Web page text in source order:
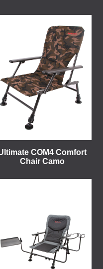
COM4 Comfort
Chair Camo